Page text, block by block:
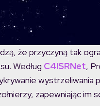
że przyczyną tak
Według C4ISRNet,
wystrzeliwania
zapewniając im